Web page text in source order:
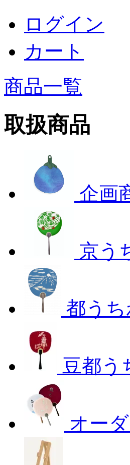
ログイン
カート
商品一覧
取扱商品
企画
京う
都うち
豆都う
オー